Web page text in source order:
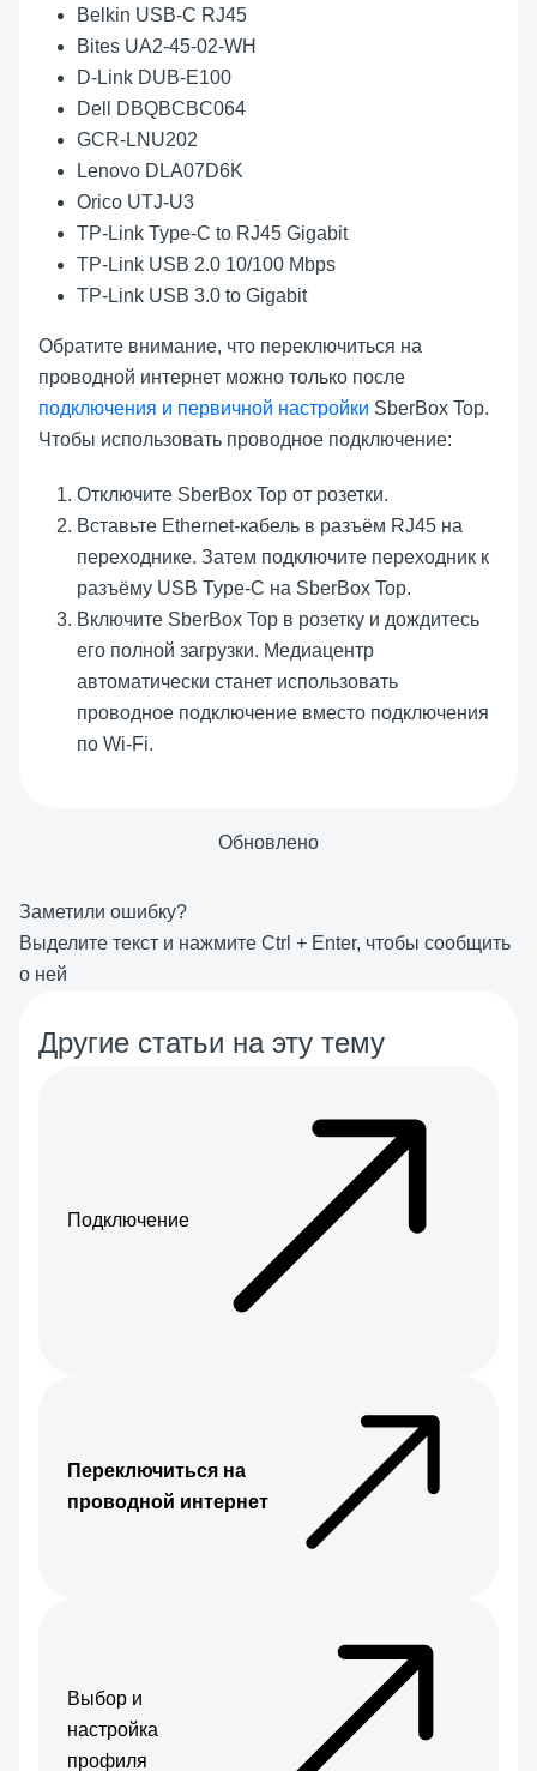
Belkin USB-C RJ45
Bites UA2-45-02-WH
D-Link DUB-E100
Dell DBQBCBC064
GCR-LNU202
Lenovo DLA07D6K
Orico UTJ-U3
TP-Link Type-C to RJ45 Gigabit
TP-Link USB 2.0 10/100 Mbps
TP-Link USB 3.0 to Gigabit
Обратите внимание, что переключиться на
проводной интернет можно только после
подключения и первичной настройки SberBox Top.
Чтобы использовать проводное подключение:
Отключите SberBox Top от розетки.
Вставьте Ethernet-кабель в разъём RJ45 на
переходнике. Затем подключите переходник к
разъёму USB Type-С на SberBox Top.
Включите SberBox Top в розетку и дождитесь
его полной загрузки. Медиацентр
автоматически станет использовать
проводное подключение вместо подключения
по Wi-Fi.
Обновлено
Заметили ошибку?
Выделите текст и нажмите Ctrl + Enter, чтобы сообщить
о ней
Другие статьи на эту тему
Подключение
Переключиться на
проводной интернет
Выбор и
настройка
профиля